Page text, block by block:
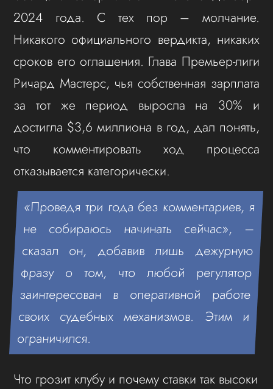
2024 года. С тех пор – молчание.
Никакого официального вердикта, никаких
сроков его оглашения. Глава Премьер-лиги
Ричард Мастерс, чья собственная зарплата
за тот же период выросла на 30% и
достигла $3,6 миллиона в год, дал понять,
что комментировать ход процесса
отказывается категорически.
«Проведя три года без комментариев, я
не собираюсь начинать сейчас», –
сказал он, добавив лишь дежурную
фразу о том, что любой регулятор
заинтересован в оперативной работе
своих судебных механизмов. Этим и
ограничился.
Что грозит клубу и почему ставки так высоки